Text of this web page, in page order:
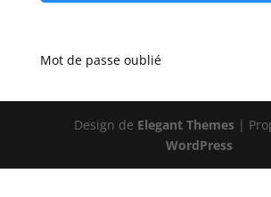
Mot de passe oublié
Design de Elegant Themes|
WordPress